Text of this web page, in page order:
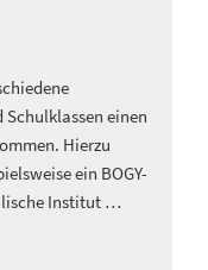
einen
Hierzu
ein BOGY-
Institut …